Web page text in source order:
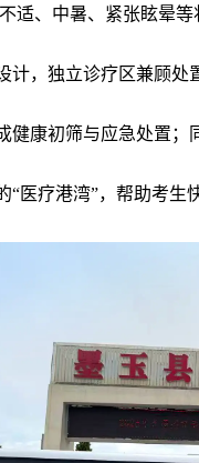
适、中暑、紧张眩晕
计，独立诊疗区兼顾
健康初筛与应急处置
“医疗港湾”，帮助考生